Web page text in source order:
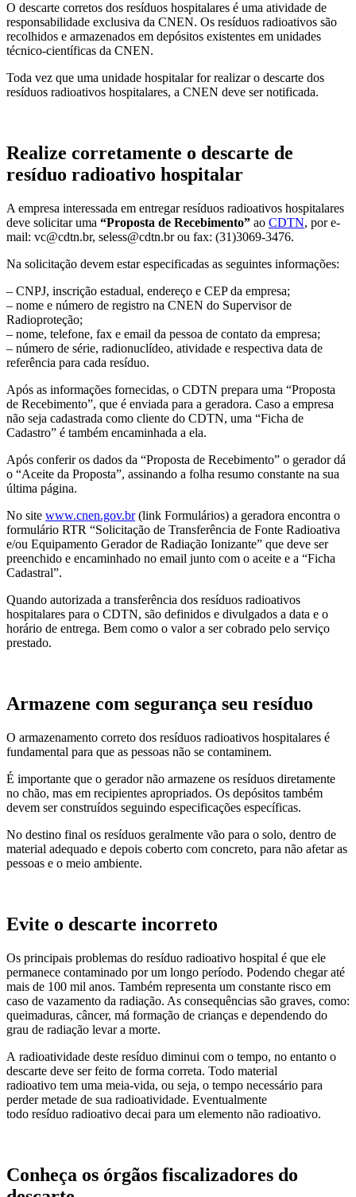
O descarte corretos dos resíduos hospitalares é uma atividade de
responsabilidade exclusiva da CNEN. Os resíduos radioativos são
recolhidos e armazenados em depósitos existentes em unidades
técnico-científicas da CNEN.
Toda vez que uma unidade hospitalar for realizar o descarte dos
resíduos radioativos hospitalares, a CNEN deve ser notificada.
Realize corretamente o descarte de
resíduo radioativo hospitalar
A empresa interessada em entregar resíduos radioativos hospitalares
deve solicitar uma “Proposta de Recebimento” ao CDTN, por e-
mail: vc@cdtn.br, seless@cdtn.br ou fax: (31)3069-3476.
Na solicitação devem estar especificadas as seguintes informações:
– CNPJ, inscrição estadual, endereço e CEP da empresa;
– nome e número de registro na CNEN do Supervisor de
Radioproteção;
– nome, telefone, fax e email da pessoa de contato da empresa;
– número de série, radionuclídeo, atividade e respectiva data de
referência para cada resíduo.
Após as informações fornecidas, o CDTN prepara uma “Proposta
de Recebimento”, que é enviada para a geradora. Caso a empresa
não seja cadastrada como cliente do CDTN, uma “Ficha de
Cadastro” é também encaminhada a ela.
Após conferir os dados da “Proposta de Recebimento” o gerador dá
o “Aceite da Proposta”, assinando a folha resumo constante na sua
última página.
No site www.cnen.gov.br(link Formulários) a geradora encontra o
formulário RTR “Solicitação de Transferência de Fonte Radioativa
e/ou Equipamento Gerador de Radiação Ionizante” que deve ser
preenchido e encaminhado no email junto com o aceite e a “Ficha
Cadastral”.
Quando autorizada a transferência dos resíduos radioativos
hospitalares para o CDTN, são definidos e divulgados a data e o
horário de entrega. Bem como o valor a ser cobrado pelo serviço
prestado.
Armazene com segurança seu resíduo
O armazenamento correto dos resíduos radioativos hospitalares é
fundamental para que as pessoas não se contaminem.
É importante que o gerador não armazene os resíduos diretamente
no chão, mas em recipientes apropriados. Os depósitos também
devem ser construídos seguindo especificações específicas.
No destino final os resíduos geralmente vão para o solo, dentro de
material adequado e depois coberto com concreto, para não afetar as
pessoas e o meio ambiente.
Evite o descarte incorreto
Os principais problemas do resíduo radioativo hospital é que ele
permanece contaminado por um longo período. Podendo chegar até
mais de 100 mil anos. Também representa um constante risco em
caso de vazamento da radiação. As consequências são graves, como:
queimaduras, câncer, má formação de crianças e dependendo do
grau de radiação levar a morte.
A radioatividade deste resíduo diminui com o tempo, no entanto o
descarte deve ser feito de forma correta. Todo material
radioativo tem uma meia-vida, ou seja, o tempo necessário para
perder metade de sua radioatividade. Eventualmente
todo resíduo radioativo decai para um elemento não radioativo.
Conheça os órgãos fiscalizadores do